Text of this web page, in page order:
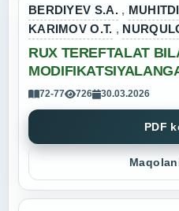
BERDIYEV S.A. ,
KARIMOV O.T. ,
RUX TEREFTALAT
FIZIK-MEXANIK VA
TADQIQ QILISH
72-77 726 30.03.2026
PDF